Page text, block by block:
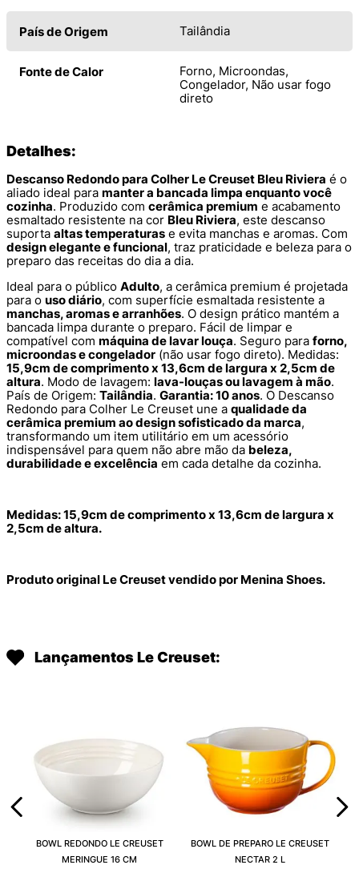
País de Origem Tailândia
Fonte de Calor
Forno, Microondas,
Congelador, Não usar fogo
direto
Detalhes:
Descanso Redondo para Colher Le Creuset Bleu Riviera é o
aliado ideal para manter a bancada limpa enquanto você
cozinha. Produzido com cerâmica premium e acabamento
esmaltado resistente na cor Bleu Riviera, este descanso
suporta altas temperaturas e evita manchas e aromas. Com
design elegante e funcional, traz praticidade e beleza para o
preparo das receitas do dia a dia.
Ideal para o público Adulto, a cerâmica premium é projetada
para o uso diário, com superfície esmaltada resistente a
manchas, aromas e arranhões. O design prático mantém a
bancada limpa durante o preparo. Fácil de limpar e
compatível com máquina de lavar louça. Seguro para forno,
microondas e congelador (não usar fogo direto). Medidas:
15,9cm de comprimento x 13,6cm de largura x 2,5cm de
altura. Modo de lavagem: lava-louças ou lavagem à mão.
País de Origem: Tailândia. Garantia: 10 anos. O Descanso
Redondo para Colher Le Creuset une a qualidade da
cerâmica premium ao design sofisticado da marca,
transformando um item utilitário em um acessório
indispensável para quem não abre mão da beleza,
durabilidade e excelência em cada detalhe da cozinha.
Medidas: 15,9cm de comprimento x 13,6cm de largura x
2,5cm de altura.
Produto original Le Creuset vendido por Menina Shoes.
Lançamentos Le Creuset:
BOWL REDONDO LE CREUSET
MERINGUE 16 CM
BOWL DE PREPARO LE CREUSET
NECTAR 2 L